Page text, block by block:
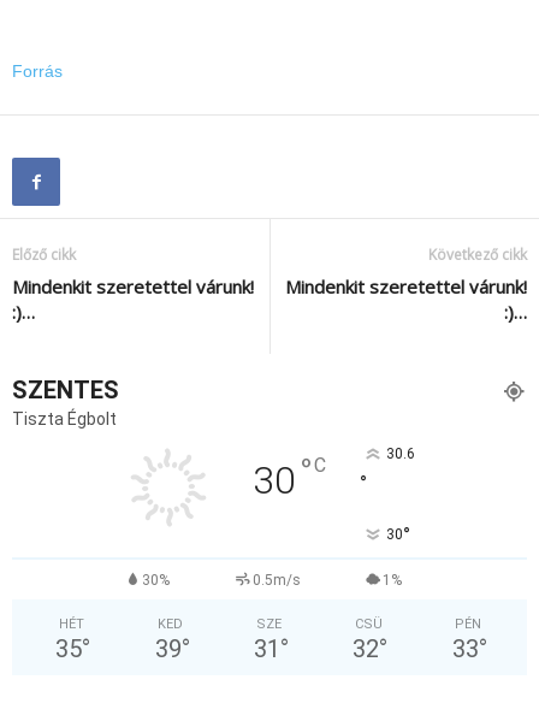
Forrás
Előző cikk
Mindenkit szeretettel várunk!
:)…
Következő cikk
Mindenkit szeretettel várunk!
:)…
SZENTES
Tiszta Égbolt
30 °C 30.6
°
30°
30% 0.5m/s 1%
HÉT
35°
KED
39°
SZE
31 °
CSÜ
32°
PÉN
33°